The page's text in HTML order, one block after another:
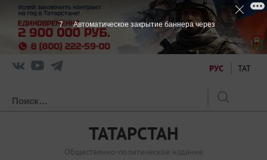
РУС ТАТ
ТАТАРСТАН
Общественно-политическое издание
7 Автоматическое закрытие баннера через